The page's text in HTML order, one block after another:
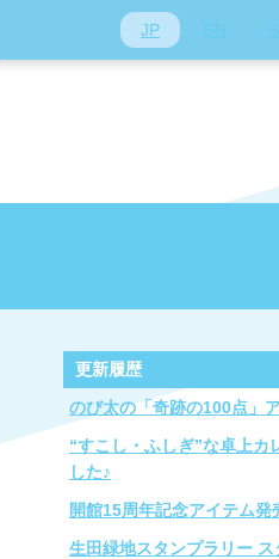
JP
更新履歴
のび太の「奇跡の100点」
“すこし・ふしぎ”な卓上カ
した♪
開館15周年記念アイテム発
生田緑地スタンプラリー ス